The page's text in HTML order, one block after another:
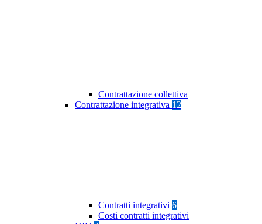
Contrattazione collettiva
Contrattazione integrativa 12
Contratti integrativi 6
Costi contratti integrativi